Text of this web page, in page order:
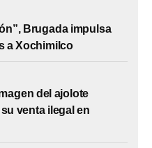
Brugada impulsa
a Xochimilco
del ajolote
venta ilegal en